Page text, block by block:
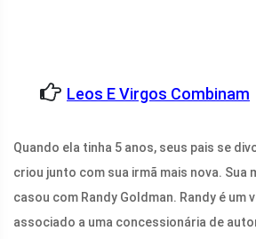
Leos E Virgos Combinam
Quando ela tinha 5 anos, seus pais se
criou junto com sua irmã mais nova. Sua
casou com Randy Goldman. Randy é um
associado a uma concessionária de